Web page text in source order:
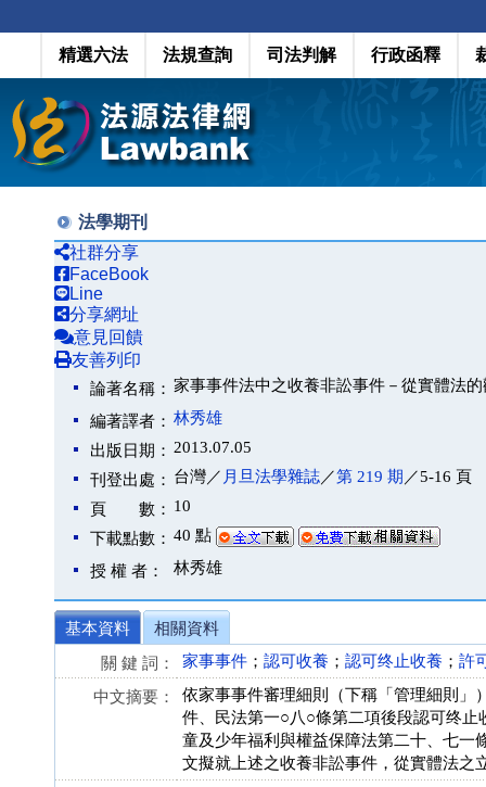
精選六法 法規查詢 司法判解 行政函釋
法學期刊
社群分享
FaceBook
Line
分享網址
意見回饋
友善列印
論著名稱： 家事事件法中之收養非訟事件－從實體法的
編著譯者： 林秀雄
出版日期： 2013.07.05
刊登出處： 台灣／ 月旦法學雜誌／第 219 期 ／5-16 頁
頁 數： 10
下載點數： 40 點
授 權 者： 林秀雄
基本資料
相關資料
關 鍵 詞：
家事事件 ； 認可收養 ； 認可终止收養 ； 許
中文摘要：
依家事事件審理細則（下稱「管理細則」
件、民法第一○八○條第二項後段認可终
童及少年福利與權益保障法第二十、七一
文擬就上述之收養非訟事件，從實體法之